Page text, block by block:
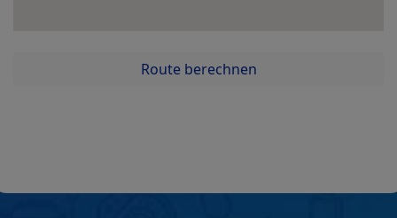
Route berechnen